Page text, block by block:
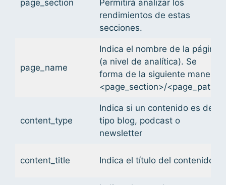
page_section
Permitirá analizar los
rendimientos de estas
secciones.
page_name
Indica el nombre de la página
(a nivel de analítica). Se
forma de la siguiente manera:
<page_section>/<page_path>
content_type
Indica si un contenido es de
tipo blog, podcast o
newsletter
content_title Indica el título del contenido